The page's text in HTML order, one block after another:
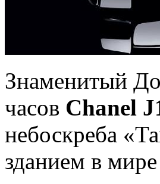
Знаменитый
часов Chanel
небоскреба
зданием в